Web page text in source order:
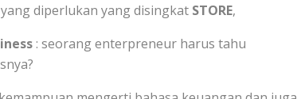
diperlukan yang disingkat STORE,
: seorang enterpreneur harus tahu